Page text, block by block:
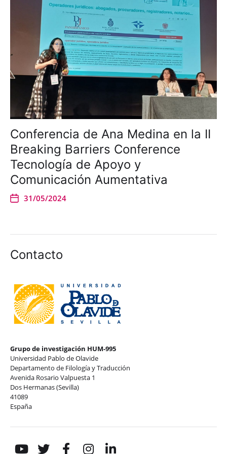
Conferencia de Ana Medina en la II
Breaking Barriers Conference
Tecnología de Apoyo y
Comunicación Aumentativa
31/05/2024
Contacto
Grupo de investigación HUM-995
Universidad Pablo de Olavide
Departamento de Filología y Traducción
Avenida Rosario Valpuesta 1
Dos Hermanas (Sevilla)
41089
España